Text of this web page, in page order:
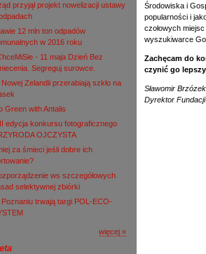
przyjął projekt nowelizacji ustawy
12 mln ton odpadów
w 2016 roku
- 11 maja Dzień Bez
Segreguj surowce.
Nowej Zelandii przerabiają szkło na
Green with Antalis
edycja konkursu fotograficznego
OJCZYSTA
za śmieci jeśli dobre ich
ws szczegółowych
selektywnej zbiórki
Poznaniu trwają targi POL-ECO-
więcej »
Środowiska i
popularności i
czołowych
wyszukiwarce
Zachęcam do
czynić go
Sławomir Brzózek
Dyrektor